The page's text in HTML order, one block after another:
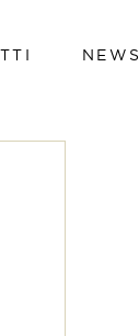
NEWS
da latte
carne